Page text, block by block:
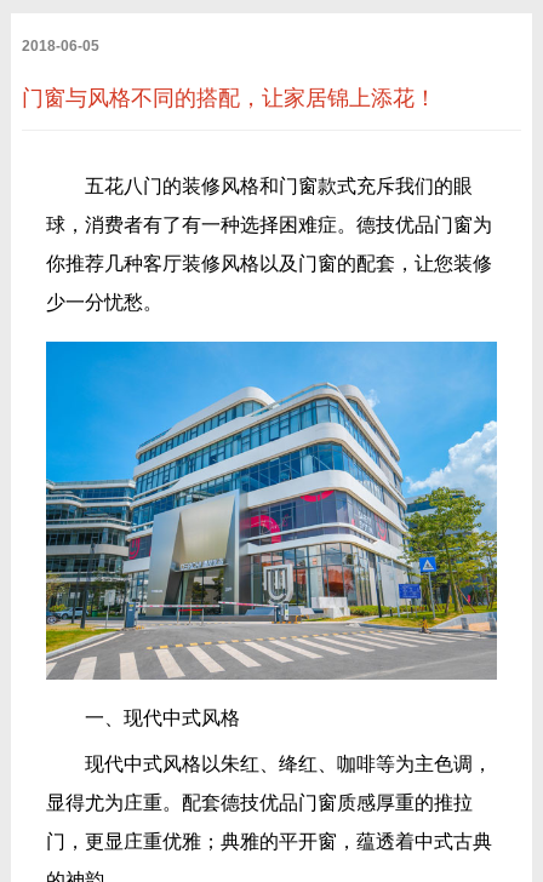
2018-06-05
门窗与风格不同的搭配，让家居锦上添花！
五花八门的装修风格和门窗款式充斥我们的眼
球，消费者有了有一种选择困难症。德技优品门窗为
你推荐几种客厅装修风格以及门窗的配套，让您装修
少一分忧愁。
一、现代中式风格
现代中式风格以朱红、绛红、咖啡等为主色调，
显得尤为庄重。配套德技优品门窗质感厚重的推拉
门，更显庄重优雅；典雅的平开窗，蕴透着中式古典